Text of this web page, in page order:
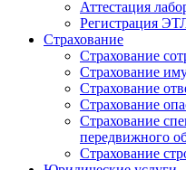
Аттестация
Регистрация
Страхование
Страхование
Страхование
Страхование
Страхование
Страхование
передвижного
Страхование